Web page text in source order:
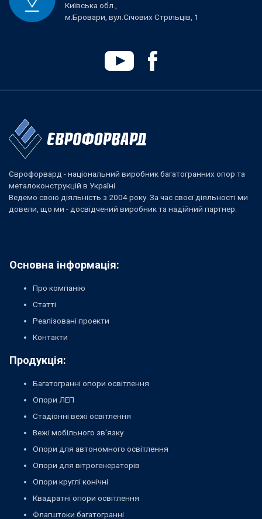
Київська обл.,
м.Бровари, вул.Січових Стрільців, 1
Єврофорвард - національний виробник багатогранних опор та
металоконструкцій в Україні.
Ведемо свою діяльність з 2004 року. За час своєї діяльності ми
довели, що ми - досвідчений виробник та надійний партнер.
Основна інформація:
Про компанію
Статті
Реалізовані проекти
Контакти
Продукція:
Багатогранні опори освітлення
Опори ЛЕП
Стадіонні вежі освітлення
Вежі мобільного зв'язку
Опори для автономного освітлення
Опори для вітрогенераторів
Опори круглі конічні
Квадратні опори освітлення
Флагштоки багатогранні